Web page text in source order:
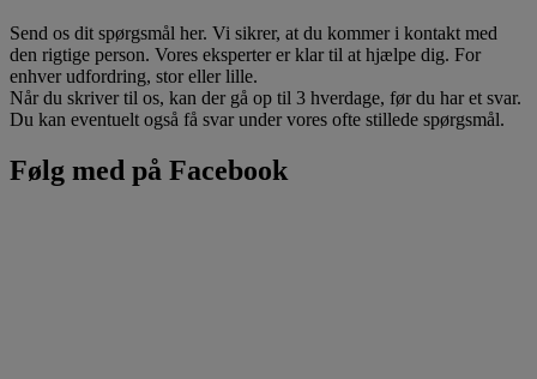
Send os dit spørgsmål her. Vi sikrer, at du kommer i kontakt med
den rigtige person. Vores eksperter er klar til at hjælpe dig. For
enhver udfordring, stor eller lille.
Når du skriver til os, kan der gå op til 3 hverdage, før du har et svar.
Du kan eventuelt også få svar under vores ofte stillede spørgsmål.
Følg med på Facebook